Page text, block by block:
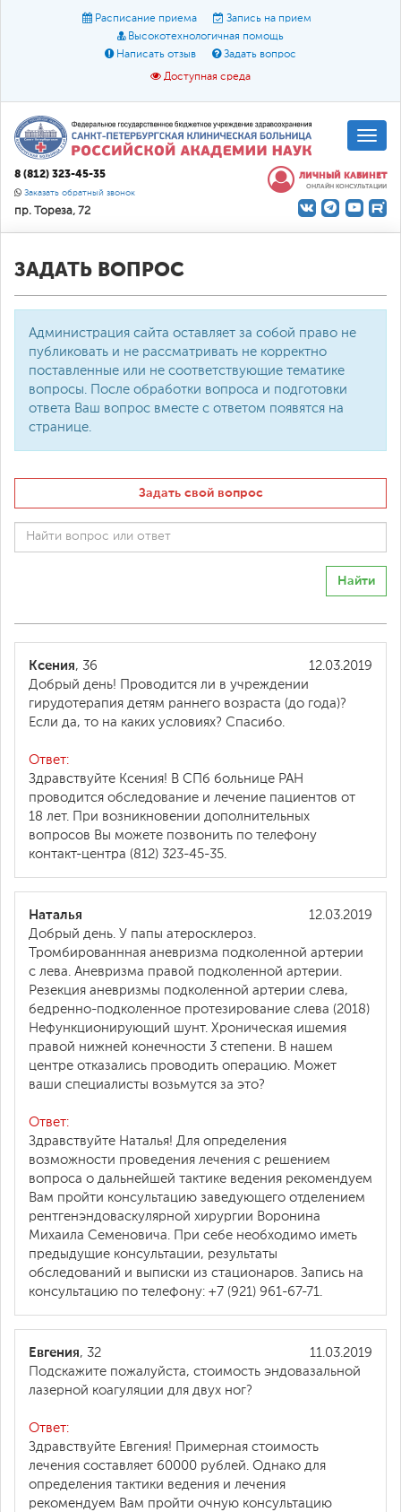
Расписание приема
Запись на прием
Высокотехнологичная помощь
Написать отзыв
Задать вопрос
Доступная среда
Размер шрифта: A A A
Цвет:
О доступной среде
8 (812) 323-45-35
Заказать обратный звонок
пр. Тореза, 72
ЛИЧНЫЙ КАБИНЕТ
ОНЛАЙН КОНСУЛЬТАЦИИ
ЗАДАТЬ ВОПРОС
Администрация сайта оставляет за собой право не
публиковать и не рассматривать не корректно
поставленные или не соответствующие тематике
вопросы. После обработки вопроса и подготовки
ответа Ваш вопрос вместе с ответом появятся на
странице.
Задать свой вопрос
Найти
12.03.2019
Ксения, 36
Добрый день! Проводится ли в учреждении
гирудотерапия детям раннего возраста (до года)?
Если да, то на каких условиях? Спасибо.
Ответ:
Здравствуйте Ксения! В СПб больнице РАН
проводится обследование и лечение пациентов от
18 лет. При возникновении дополнительных
вопросов Вы можете позвонить по телефону
контакт-центра (812) 323-45-35.
12.03.2019
Наталья
Добрый день. У папы атеросклероз.
Тромбированнная аневризма подколенной артерии
с лева. Аневризма правой подколенной артерии.
Резекция аневризмы подколенной артерии слева,
бедренно-подколенное протезирование слева (2018)
Нефункционирующий шунт. Хроническая ишемия
правой нижней конечности 3 степени. В нашем
центре отказались проводить операцию. Может
ваши специалисты возьмутся за это?
Ответ:
Здравствуйте Наталья! Для определения
возможности проведения лечения с решением
вопроса о дальнейшей тактике ведения рекомендуем
Вам пройти консультацию заведующего отделением
рентгенэндоваскулярной хирургии Воронина
Михаила Семеновича. При себе необходимо иметь
предыдущие консультации, результаты
обследований и выписки из стационаров. Запись на
консультацию по телефону: +7 (921) 961-67-71.
11.03.2019
Евгения, 32
Подскажите пожалуйста, стоимость эндовазальной
лазерной коагуляции для двух ног?
Ответ:
Здравствуйте Евгения! Примерная стоимость
лечения составляет 60000 рублей. Однако для
определения тактики ведения и лечения
рекомендуем Вам пройти очную консультацию